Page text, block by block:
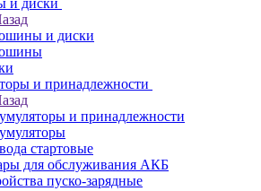
и диски
и диски
и принадлежности
и принадлежности
стартовые
для обслуживания АКБ
пуско-зарядные